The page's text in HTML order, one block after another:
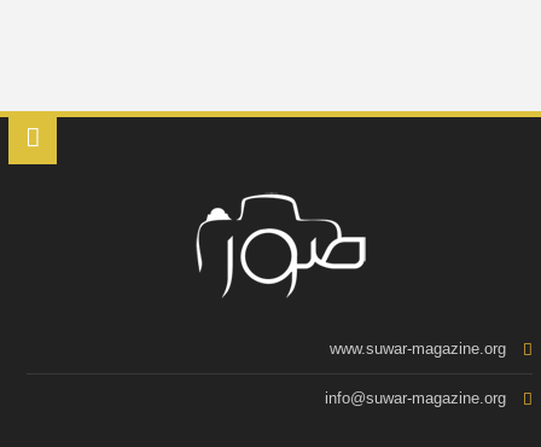
www.suwar-magazine.org
info@suwar-magazine.org